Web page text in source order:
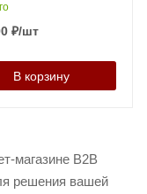
₽/шт
В корзину
магазине B2B
решения вашей